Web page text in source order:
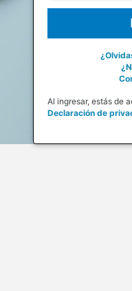
Al ingresar, estás de
Declaración de